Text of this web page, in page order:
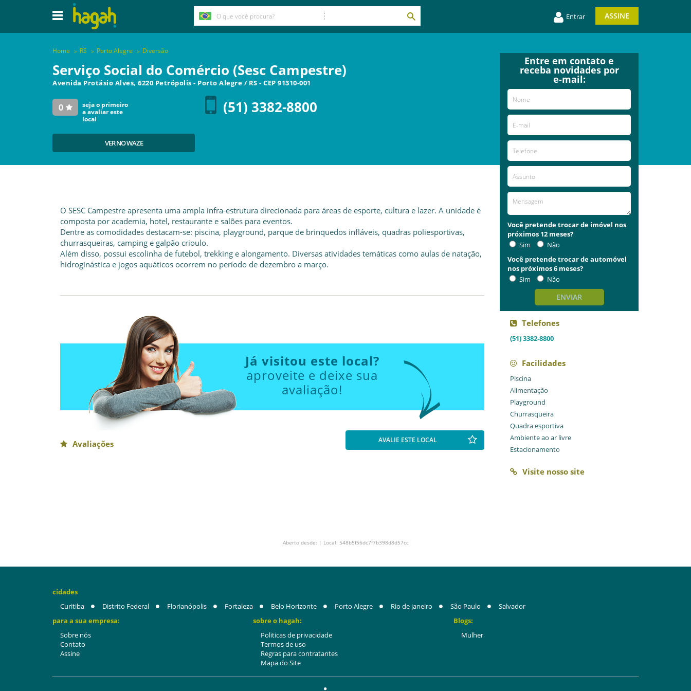
Entrar ASSINE
Home RS Porto Alegre Diversão
Serviço Social do Comércio (Sesc Campestre)
Avenida Protásio Alves, 6220 Petrópolis - Porto Alegre / RS - CEP 91310-001
0
seja o primeiro
a avaliar este
local
(51) 3382-8800
VER NO WAZE
O SESC Campestre apresenta uma ampla infra-estrutura direcionada para áreas de esporte, cultura e lazer. A unidade é
composta por academia, hotel, restaurante e salões para eventos.
Dentre as comodidades destacam-se: piscina, playground, parque de brinquedos infláveis, quadras poliesportivas,
churrasqueiras, camping e galpão crioulo.
Além disso, possui escolinha de futebol, trekking e alongamento. Diversas atividades temáticas como aulas de natação,
hidroginástica e jogos aquáticos ocorrem no período de dezembro a março.
Já visitou este local?
aproveite e deixe sua
avaliação!
Avaliações AVALIE ESTE LOCAL
Entre em contato e
receba novidades por
e-mail:
Você pretende trocar de imóvel nos
próximos 12 meses?
Sim
Não
Você pretende trocar de automóvel
nos próximos 6 meses?
Sim
Não
ENVIAR
Telefones
(51) 3382-8800
Facilidades
Piscina
Alimentação
Playground
Churrasqueira
Quadra esportiva
Ambiente ao ar livre
Estacionamento
Visite nosso site
Aberto desde: | Local: 548b5f56dc7f7b398d8d57cc
cidades
Curitiba
Distrito Federal Florianópolis Fortaleza Belo Horizonte Porto Alegre Rio de janeiro São Paulo
Salvador
para a sua empresa:
Sobre nós
Contato
Assine
sobre o hagah:
Politicas de privacidade
Termos de uso
Regras para contratantes
Mapa do Site
Blogs:
Mulher